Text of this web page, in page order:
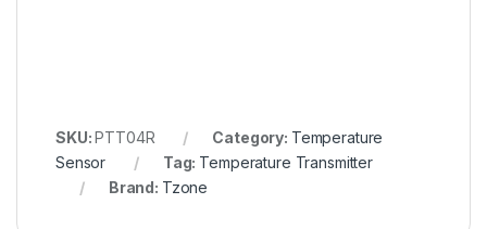
SKU:PTT04R Category: Temperature
Sensor
Tag: Temperature Transmitter
Brand: Tzone